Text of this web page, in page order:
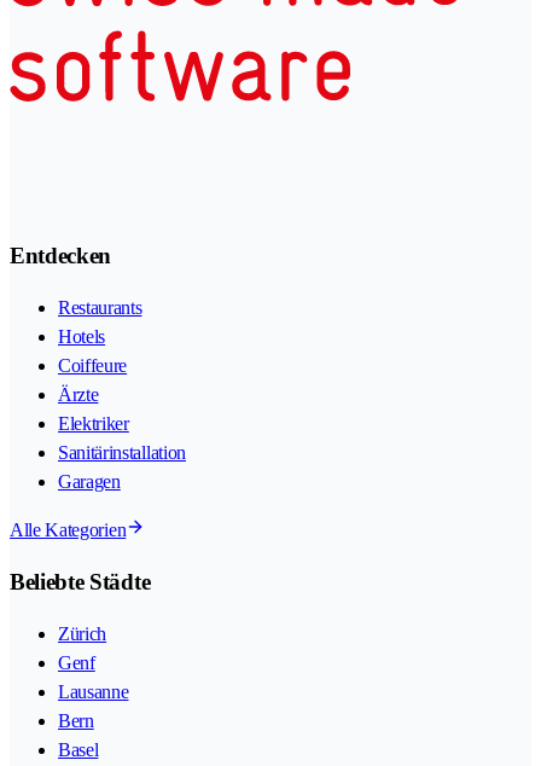
Entdecken
Restaurants
Hotels
Coiffeure
Ärzte
Elektriker
Sanitärinstallation
Garagen
Alle Kategorien
Beliebte Städte
Zürich
Genf
Lausanne
Bern
Basel